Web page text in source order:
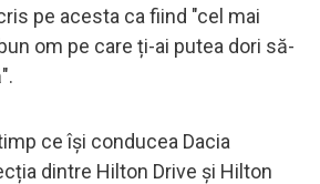
pe acesta ca fiind "cel mai
om pe care ți-ai putea dori să-
ce își conducea Dacia
dintre Hilton Drive și Hilton